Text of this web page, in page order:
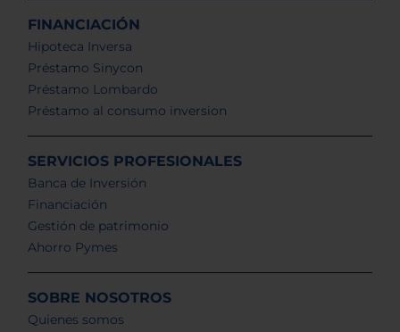
FINANCIACIÓN
Hipoteca Inversa
Préstamo Sinycon
Préstamo Lombardo
Préstamo al consumo inversion
SERVICIOS PROFESIONALES
Banca de Inversión
Financiación
Gestión de patrimonio
Ahorro Pymes
SOBRE NOSOTROS
Quienes somos